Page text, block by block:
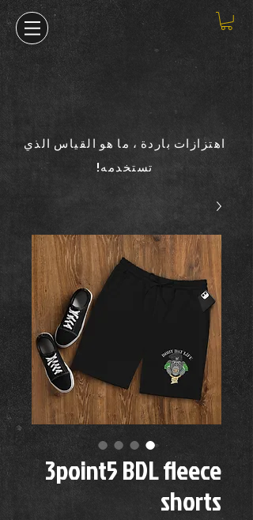
اهتزازات باردة ، ما هو القياس الذي
تستخدمه!
3point5 BDL fleece
shorts